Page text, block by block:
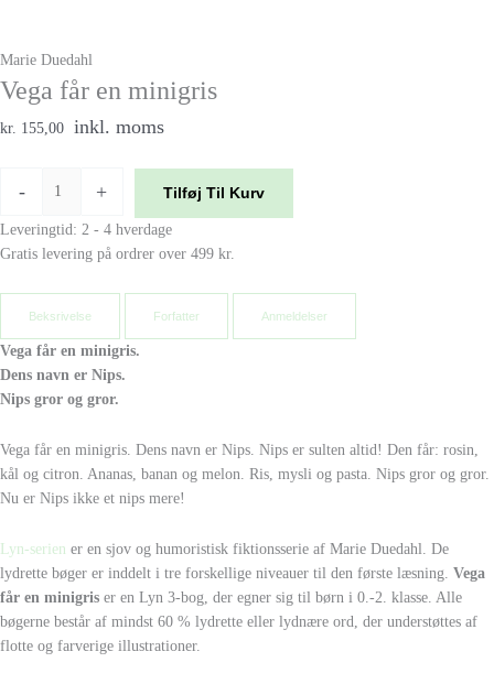
Marie Duedahl
Vega får en minigris
kr. 155,00 inkl. moms
- + Tilføj Til Kurv
Leveringtid: 2 - 4 hverdage
Gratis levering på ordrer over 499 kr.
Beksrivelse Forfatter Anmeldelser
Vega får en minigris.
Dens navn er Nips.
Nips gror og gror.
Vega får en minigris. Dens navn er Nips. Nips er sulten altid! Den får: rosin,
kål og citron. Ananas, banan og melon. Ris, mysli og pasta. Nips gror og gror.
Nu er Nips ikke et nips mere!
Lyn-serien er en sjov og humoristisk fiktionsserie af Marie Duedahl. De
lydrette bøger er inddelt i tre forskellige niveauer til den første læsning. Vega
får en minigris er en Lyn 3-bog, der egner sig til børn i 0.-2. klasse. Alle
bøgerne består af mindst 60 % lydrette eller lydnære ord, der understøttes af
flotte og farverige illustrationer.